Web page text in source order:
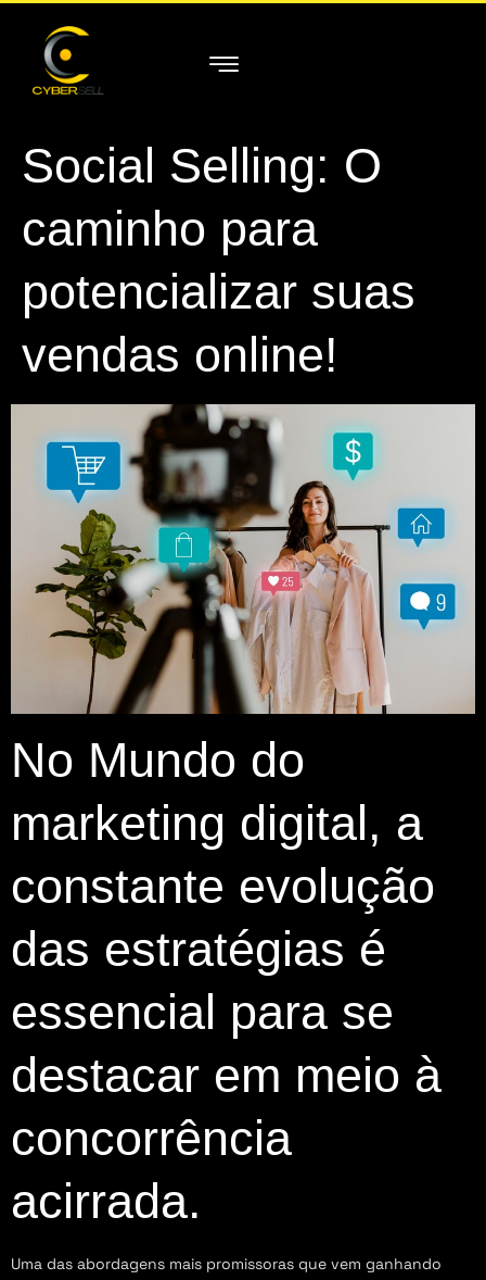
Social Selling: O
caminho para
potencializar suas
vendas online!
No Mundo do
marketing digital, a
constante evolução
das estratégias é
essencial para se
destacar em meio à
concorrência
acirrada.
Uma das abordagens mais promissoras que vem ganhando